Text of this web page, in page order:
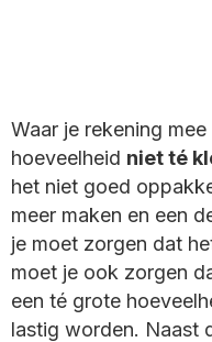
Waar je rekening
hoeveelheid niet té
het niet goed
meer maken en een
je moet zorgen dat
moet je ook zorgen
een té grote
lastig worden. Naast